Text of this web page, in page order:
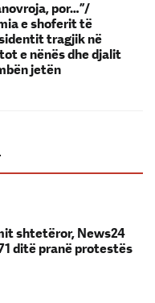
por…”/
e shoferit të
tragjik në
e nënës dhe djalit
jetën
shtetëror, News24
ditë pranë protestës